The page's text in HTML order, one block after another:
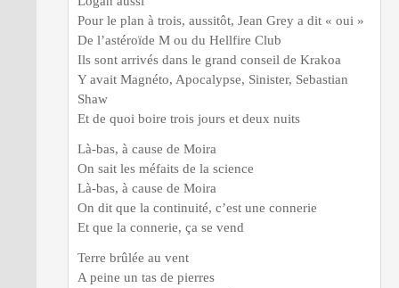
Pour le plan à trois, aussitôt, Jean Grey a dit « oui »
De l’astéroïde M ou du Hellfire Club
Ils sont arrivés dans le grand conseil de Krakoa
Y avait Magnéto, Apocalypse, Sinister, Sebastian
Shaw
Et de quoi boire trois jours et deux nuits
Là-bas, à cause de Moira
On sait les méfaits de la science
Là-bas, à cause de Moira
On dit que la continuité, c’est une connerie
Et que la connerie, ça se vend
Terre brûlée au vent
A peine un tas de pierres